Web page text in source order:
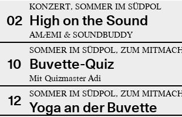
02
KONZERT, SOMMER IM SÜDPOL
High on the Sound
AMÆMI & SOUNDBUDDY
10
SOMMER IM SÜDPOL, ZUM
Buvette-Quiz
Mit Quizmaster Adi
12 SOMMER IM SÜDPOL, ZUM
Yoga an der Buvette